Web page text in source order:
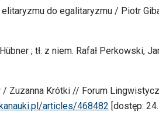
do egalitaryzmu / Piotr
; tł. z niem. Rafał Perkowski,
Zuzanna Krótki // Forum
articles/468482 [dostęp: